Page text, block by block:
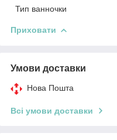
Тип ванночки
Приховати
Умови доставки
Нова Пошта
Всі умови доставки